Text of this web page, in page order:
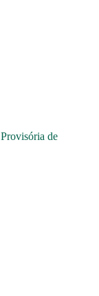
de